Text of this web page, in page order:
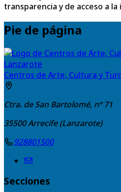
transparencia y de acceso a
Pie de página
Centros de Arte, Cultura y
Ctra. de San Bartolomé, nº 71
35500Arrecife (Lanzarote)
928801500
Secciones